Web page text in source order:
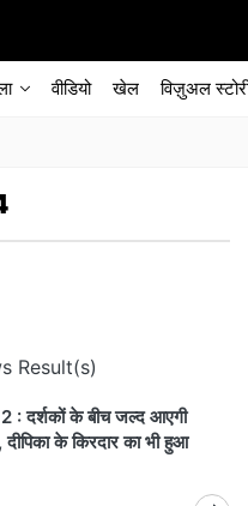
वीडियो खेल विज़ुअल
Result(s)
दर्शकों के बीच जल्द आएगी
दीपिका के किरदार का भी हुआ